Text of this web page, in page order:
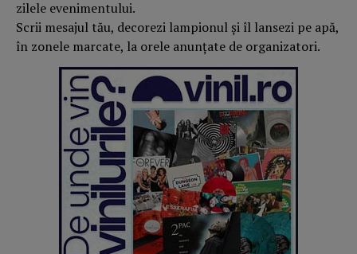
zilele evenimentului.
Scrii mesajul tău, decorezi lampionul și îl lansezi pe apă,
în zonele marcate, la orele anunțate de organizatori.